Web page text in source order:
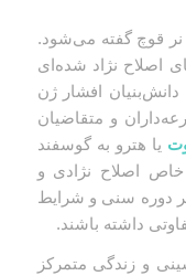
قوچ گفته می‌شود.
اصلاح نژاد شده‌ای
افشار ژن
و متقاضیان
یا هترو به گوسفند
اصلاح نژادی و
دوره سنی و شرایط
داشته باشند.
و زندگی متمرکز